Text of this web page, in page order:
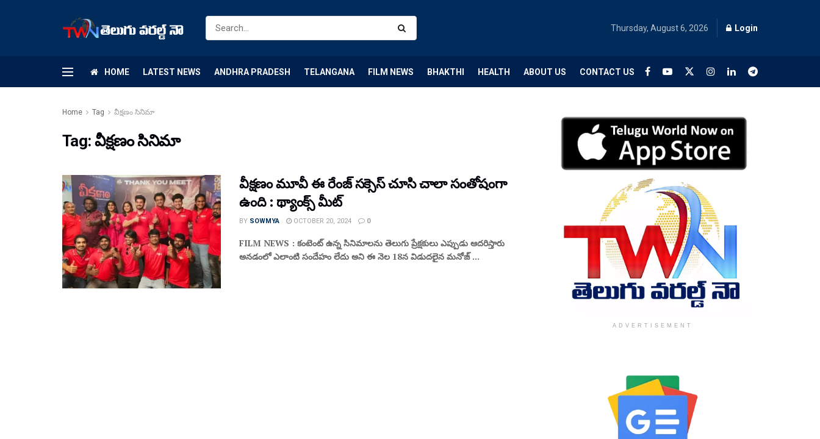
Thursday, August 6, 2026 Login
HOME LATEST NEWS ANDHRA PRADESH TELANGANA FILM NEWS BHAKTHI HEALTH ABOUT US CONTACT US
Home Tag వీక్షణం సినిమా
Tag:వీక్షణం సినిమా
వీక్షణం మూవీ ఈ రేంజ్ సక్సెస్ చూసి చాలా సంతోషంగా
ఉంది : థ్యాంక్స్ మీట్
BY SOWMYA OCTOBER 20, 2024 0
FILM NEWS : కంటెంట్ ఉన్న సినిమాలను తెలుగు ప్రేక్షకులు ఎప్పుడు ఆదరిస్తారు
అనడంలో ఎలాంటి సందేహం లేదు అని ఈ నెల 18న విడుదలైన మనోజ్ ...
ADVERTISEMENT